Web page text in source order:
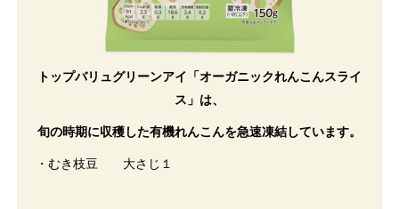
トップバリュグリーンアイ「オーガニックれんこんスライ
ス」は、
旬の時期に収穫した有機れんこんを急速凍結しています。
・むき枝豆 大さじ１